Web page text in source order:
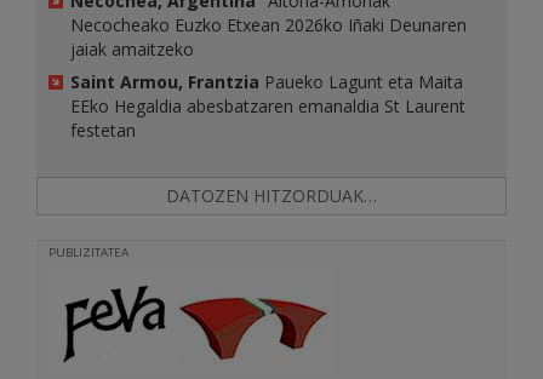
Necocheako Euzko Etxean 2026ko Iñaki Deunaren
jaiak amaitzeko
Saint Armou, Frantzia Paueko Lagunt eta Maita
EEko Hegaldia abesbatzaren emanaldia St Laurent
festetan
DATOZEN HITZORDUAK…
PUBLIZITATEA